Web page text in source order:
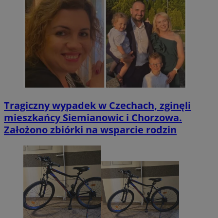
Tragiczny wypadek w Czechach, zginęli
mieszkańcy Siemianowic i Chorzowa.
Założono zbiórki na wsparcie rodzin